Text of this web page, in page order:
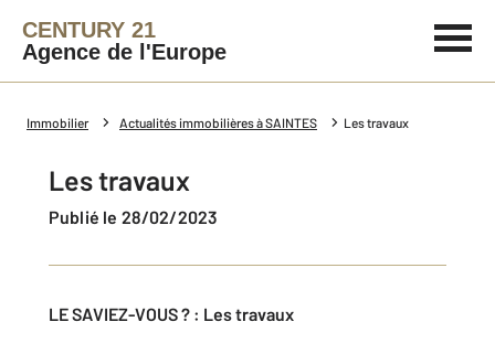
CENTURY 21
Agence de l'Europe
Immobilier Actualités immobilières à SAINTES Les travaux
Les travaux
Publié le 28/02/2023
LE SAVIEZ-VOUS ? : Les travaux